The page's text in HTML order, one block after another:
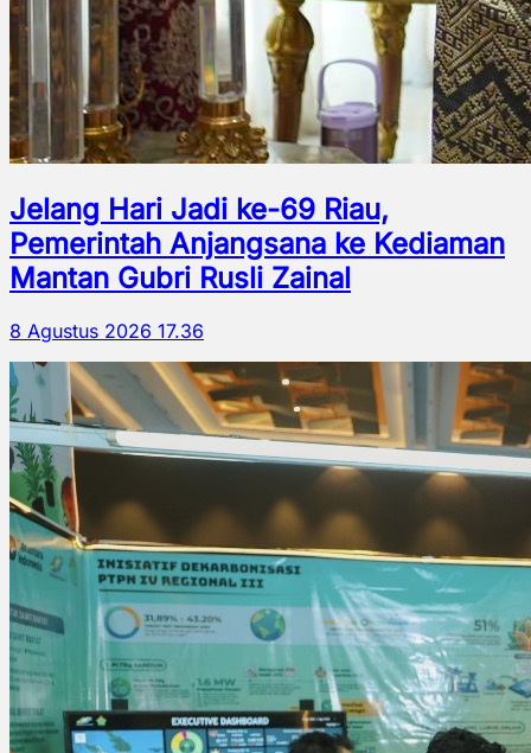
Jelang Hari Jadi ke-69 Riau,
Pemerintah Anjangsana ke Kediaman
Mantan Gubri Rusli Zainal
8 Agustus 2026 17.36